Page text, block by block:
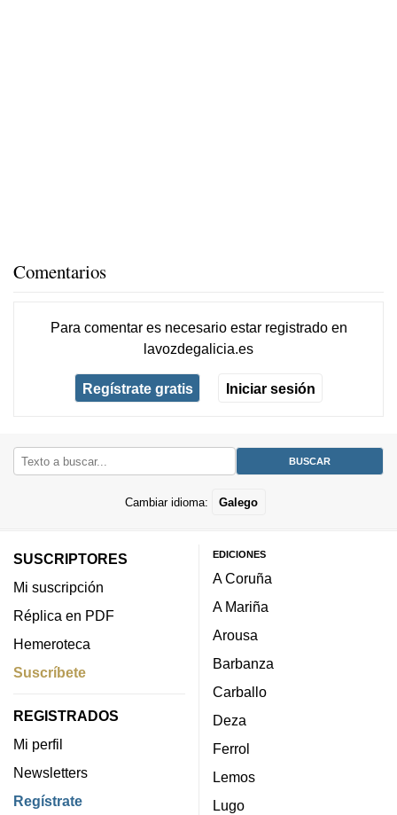
Comentarios
Para comentar es necesario estar registradoen
lavozdegalicia.es
Regístrate gratis Iniciar sesión
Cambiar idioma: Galego
SUSCRIPTORES
Mi suscripción
Réplica en PDF
Hemeroteca
Suscríbete
REGISTRADOS
Mi perfil
Newsletters
Regístrate
EDICIONES
A Coruña
A Mariña
Arousa
Barbanza
Carballo
Deza
Ferrol
Lemos
Lugo